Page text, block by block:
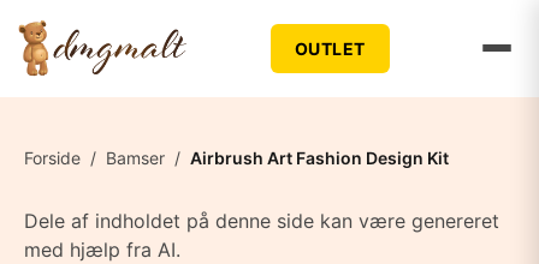
OUTLET
Forside / Bamser / Airbrush Art Fashion Design Kit
Dele af indholdet på denne side kan være genereret
med hjælp fra AI.